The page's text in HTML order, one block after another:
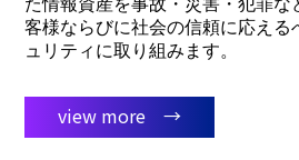
客様ならびに社会の信頼に応える
ュリティに取り組みます。
view more →